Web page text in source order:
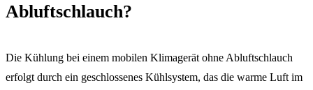
Abluftschlauch?
Die Kühlung bei einem mobilen Klimagerät ohne Abluftschlauch
erfolgt durch ein geschlossenes Kühlsystem, das die warme Luft im